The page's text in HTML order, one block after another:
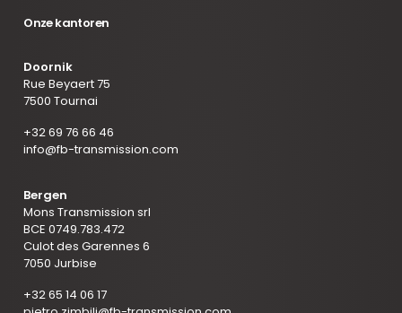
Onze kantoren
Doornik
Rue Beyaert 75
7500 Tournai
+32 69 76 66 46
info@fb-transmission.com
Bergen
Mons Transmission srl
BCE 0749.783.472
Culot des Garennes 6
7050 Jurbise
+32 65 14 06 17